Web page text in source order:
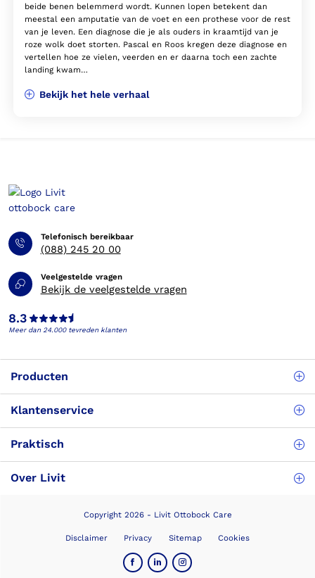
beide benen belemmerd wordt. Kunnen lopen betekent dan
meestal een amputatie van de voet en een prothese voor de rest
van je leven. Een diagnose die je als ouders in kraamtijd van je
roze wolk doet storten. Pascal en Roos kregen deze diagnose en
vertellen hoe ze vielen, veerden en er daarna toch een zachte
landing kwam…
Bekijk het hele verhaal
Telefonisch bereikbaar
(088) 245 20 00
Veelgestelde vragen
Bekijk de veelgestelde vragen
8.3
Meer dan 24.000 tevreden klanten
Producten
Klantenservice
Praktisch
Over Livit
Copyright 2026 - Livit Ottobock Care
Disclaimer Privacy Sitemap Cookies